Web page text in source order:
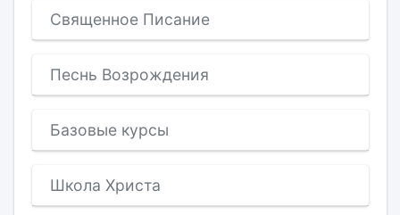
Священное Писание
Песнь Возрождения
Базовые курсы
Школа Христа